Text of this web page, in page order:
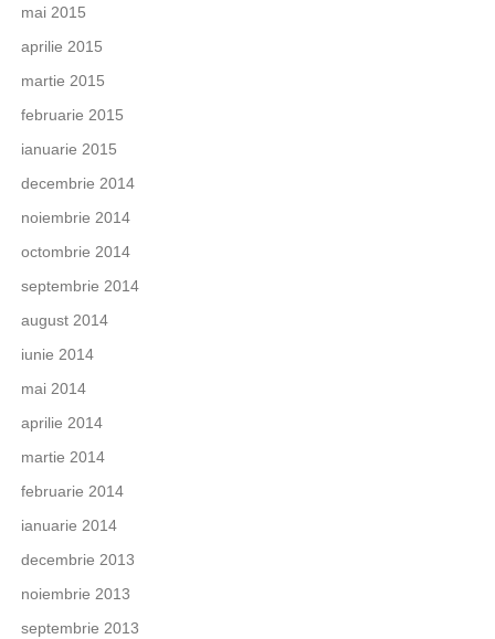
mai 2015
aprilie 2015
martie 2015
februarie 2015
ianuarie 2015
decembrie 2014
noiembrie 2014
octombrie 2014
septembrie 2014
august 2014
iunie 2014
mai 2014
aprilie 2014
martie 2014
februarie 2014
ianuarie 2014
decembrie 2013
noiembrie 2013
septembrie 2013